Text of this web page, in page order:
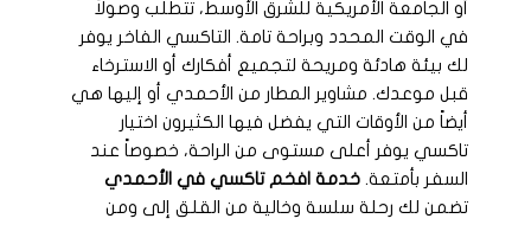
أو الجامعة الأمريكية للشرق الأوسط، تتطلب وصولاً
في الوقت المحدد وبراحة تامة. التاكسي الفاخر يوفر
لك بيئة هادئة ومريحة لتجميع أفكارك أو الاسترخاء
قبل موعدك. مشاوير المطار من الأحمدي أو إليها هي
أيضاً من الأوقات التي يفضل فيها الكثيرون اختيار
تاكسي يوفر أعلى مستوى من الراحة، خصوصاً عند
السفر بأمتعة. خدمة افخم تاكسي في الأحمدي
تضمن لك رحلة سلسة وخالية من القلق إلى ومن